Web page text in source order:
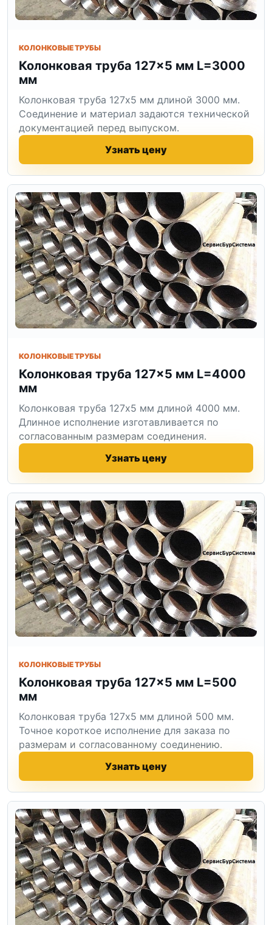
КОЛОНКОВЫЕ ТРУБЫ
Колонковая труба 127×5 мм L=3000
мм
Колонковая труба 127x5 мм длиной 3000 мм.
Соединение и материал задаются технической
документацией перед выпуском.
Узнать цену
КОЛОНКОВЫЕ ТРУБЫ
Колонковая труба 127×5 мм L=4000
мм
Колонковая труба 127x5 мм длиной 4000 мм.
Длинное исполнение изготавливается по
согласованным размерам соединения.
Узнать цену
КОЛОНКОВЫЕ ТРУБЫ
Колонковая труба 127×5 мм L=500
мм
Колонковая труба 127x5 мм длиной 500 мм.
Точное короткое исполнение для заказа по
размерам и согласованному соединению.
Узнать цену